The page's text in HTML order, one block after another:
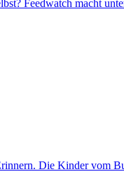
Feedwatch macht
Die Kinder vom